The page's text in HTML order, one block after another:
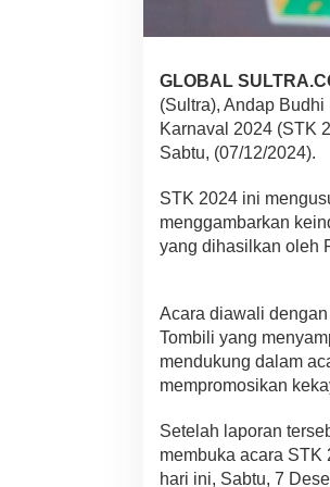
l
t
r
a
o
m
o
a
n
T
e
n
L
o
GLOBAL
(Sultra), Andap
Karnaval 2024 (STK
Sabtu, (07/12/2024).
STK 2024 ini
menggambarkan
yang dihasilkan oleh
Acara diawali
Tombili yang
mendukung dalam
mempromosikan
Setelah laporan
membuka acara STK
hari ini, Sabtu, 7